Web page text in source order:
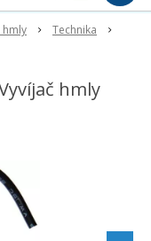
hmly
Technika
hmly